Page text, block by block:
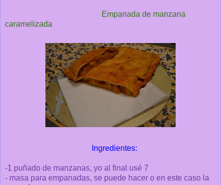
Empanada de manzana
caramelizada
Ingredientes:
-1 puñado de manzanas, yo al final usé 7
- masa para empanadas, se puede hacer o en este caso la